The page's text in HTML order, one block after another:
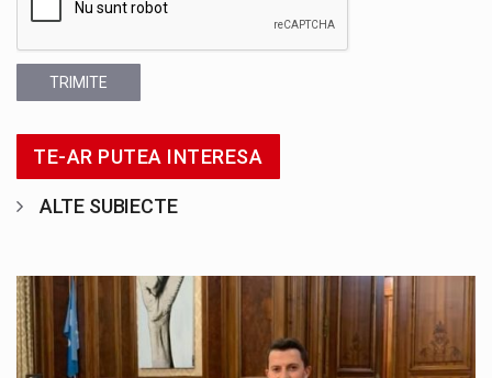
TRIMITE
TE-AR PUTEA INTERESA
ALTE SUBIECTE